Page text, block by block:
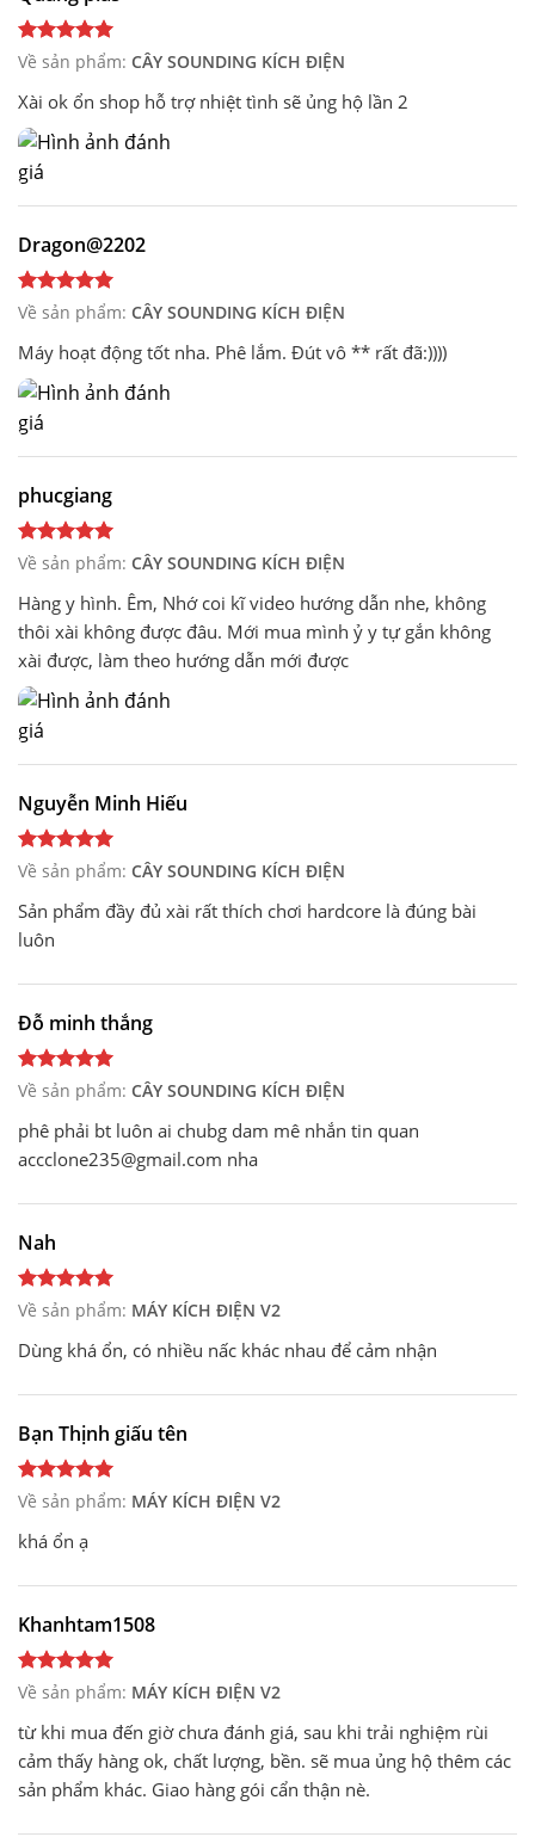
Về sản phẩm: CÂY SOUNDING KÍCH ĐIỆN
Xài ok ổn shop hỗ trợ nhiệt tình sẽ ủng hộ lần 2
Dragon@2202
Về sản phẩm: CÂY SOUNDING KÍCH ĐIỆN
Máy hoạt động tốt nha. Phê lắm. Đút vô ** rất đã:))))
phucgiang
Về sản phẩm: CÂY SOUNDING KÍCH ĐIỆN
Hàng y hình. Êm, Nhớ coi kĩ video hướng dẫn nhe, không
thôi xài không được đâu. Mới mua mình ỷ y tự gắn không
xài được, làm theo hướng dẫn mới được
Nguyễn Minh Hiếu
Về sản phẩm: CÂY SOUNDING KÍCH ĐIỆN
Sản phẩm đầy đủ xài rất thích chơi hardcore là đúng bài
luôn
Đỗ minh thắng
Về sản phẩm: CÂY SOUNDING KÍCH ĐIỆN
phê phải bt luôn ai chubg dam mê nhắn tin quan
accclone235@gmail.com nha
Nah
Về sản phẩm: MÁY KÍCH ĐIỆN V2
Dùng khá ổn, có nhiều nấc khác nhau để cảm nhận
Bạn Thịnh giấu tên
Về sản phẩm: MÁY KÍCH ĐIỆN V2
khá ổn ạ
Khanhtam1508
Về sản phẩm: MÁY KÍCH ĐIỆN V2
từ khi mua đến giờ chưa đánh giá, sau khi trải nghiệm rùi
cảm thấy hàng ok, chất lượng, bền. sẽ mua ủng hộ thêm các
sản phẩm khác. Giao hàng gói cẩn thận nè.